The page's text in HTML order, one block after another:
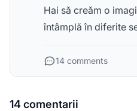
Hai să creăm o
întâmplă în diferite
14 comments
14 comentarii